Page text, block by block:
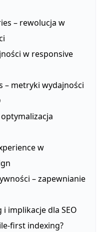
– rewolucja w
w responsive
– metryki wydajności
w
– zapewnianie
implikacje dla SEO
first indexing?